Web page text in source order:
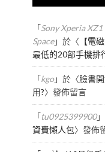
「Sony Xperia
Space」於〈 【電
最低的20部手機排
「kgo」於〈臉書
用?〉發佈留言
「tu0925399900
資費懶人包〉發佈